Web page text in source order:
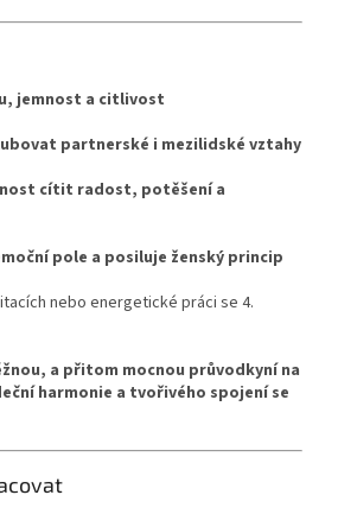
jemnost a citlivost
partnerské i mezilidské vztahy
cítit radost, potěšení a
pole a posiluje ženský princip
nebo energetické práci se 4.
a přitom mocnou průvodkyní na
harmonie a tvořivého spojení se